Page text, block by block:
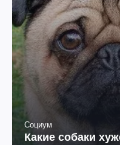
Социум
Какие собаки